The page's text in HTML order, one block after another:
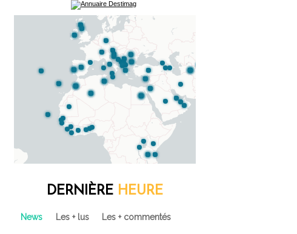
DERNIÈRE HEURE
News Les + lus Les + commentés